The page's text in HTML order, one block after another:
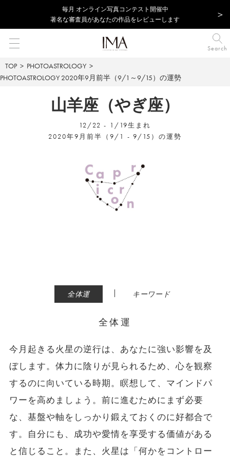
毎⽉ オンライン写真コンテスト開催中
著名な審査員があなたの作品をレビューします
Search
TOP
PHOTOASTROLOGY
PHOTOASTROLOGY 2020年9月前半（9/1～9/15）の運勢
山羊座（やぎ座）
12/22 - 1/19生まれ
2020年9月前半（9/1 - 9/15）の運勢
全体運 | キーワード
全体運
今月起きる火星の逆行は、あなたに強い影響を及
ぼします。体力に陰りが見られるため、心を観察
するのに向いている時期。瞑想して、マインドパ
ワーを高めましょう。前に進むためにまず必要
な、基盤や軸をしっかり鍛えておくのに好都合で
す。自分にも、成功や愛情を享受する価値がある
と信じること。また、火星は「何かをコントロー